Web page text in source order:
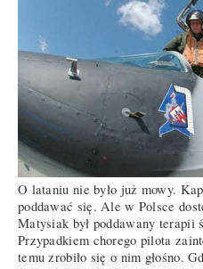
O lataniu nie było już mowy.
poddawać się. Ale w Polsce
Matysiak był poddawany terapii
Przypadkiem chorego pilota
temu zrobiło się o nim głośno.